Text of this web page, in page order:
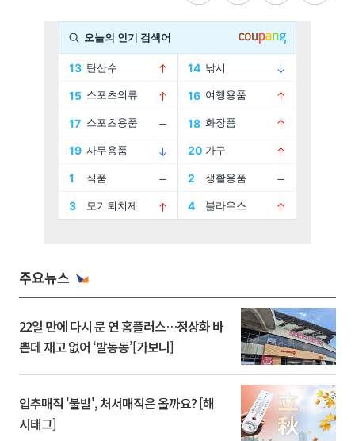
주요뉴스
22일 만에 다시 문 연 홈플러스…정상화 바
쁜데 재고 없어 ‘발동동’[가보니]
입추매직 '불발', 처서매직은 올까요? [해
시태그]